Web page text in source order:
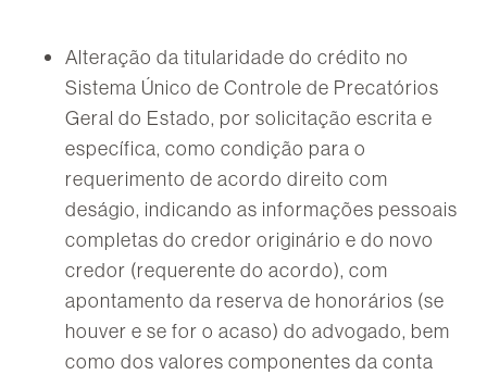
Alteração da titularidade do crédito no
Sistema Único de Controle de Precatórios
Geral do Estado, por solicitação escrita e
específica, como condição para o
requerimento de acordo direito com
deságio, indicando as informações pessoais
completas do credor originário e do novo
credor (requerente do acordo), com
apontamento da reserva de honorários (se
houver e se for o acaso) do advogado, bem
como dos valores componentes da conta